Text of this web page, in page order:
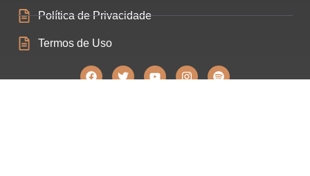
Política de Privacidade
Termos de Uso